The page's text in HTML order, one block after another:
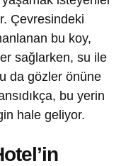
Çevresindeki
bu koy,
sağlarken, su ile
da gözler önüne
bu yerin
hale geliyor.